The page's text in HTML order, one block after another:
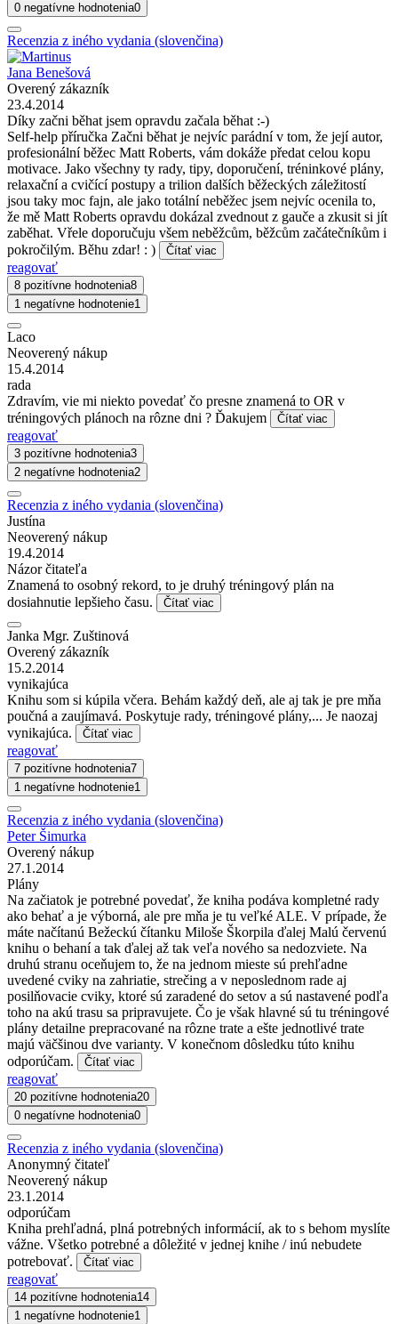
0 negatívne hodnotenia0
Recenzia z iného vydania (slovenčina)
Jana Benešová
Overený zákazník
23.4.2014
Díky začni běhat jsem opravdu začala běhat :-)
Self-help příručka Začni běhat je nejvíc parádní v tom, že její autor,
profesionální běžec Matt Roberts, vám dokáže předat celou kopu
motivace. Jako všechny ty rady, tipy, doporučení, tréninkové plány,
relaxační a cvičící postupy a trilion dalších běžeckých záležitostí
jsou taky moc fajn, ale jako totální neběžec jsem nejvíc ocenila to,
že mě Matt Roberts opravdu dokázal zvednout z gauče a zkusit si jít
zaběhat. Vřele doporučuju všem neběžcům, běžcům začátečníkům i
pokročilým. Běhu zdar! : )
Čítať viac
reagovať
8 pozitívne hodnotenia8
1 negatívne hodnotenie1
Laco
Neoverený nákup
15.4.2014
rada
Zdravím, vie mi niekto povedať čo presne znamená to OR v
tréningových plánoch na rôzne dni ? Ďakujem
Čítať viac
reagovať
3 pozitívne hodnotenia3
2 negatívne hodnotenia2
Recenzia z iného vydania (slovenčina)
Justína
Neoverený nákup
19.4.2014
Názor čitateľa
Znamená to osobný rekord, to je druhý tréningový plán na
dosiahnutie lepšieho času.
Čítať viac
Janka Mgr. Zuštinová
Overený zákazník
15.2.2014
vynikajúca
Knihu som si kúpila včera. Behám každý deň, ale aj tak je pre mňa
poučná a zaujímavá. Poskytuje rady, tréningové plány,... Je naozaj
vynikajúca.
Čítať viac
reagovať
7 pozitívne hodnotenia7
1 negatívne hodnotenie1
Recenzia z iného vydania (slovenčina)
Peter Šimurka
Overený nákup
27.1.2014
Plány
Na začiatok je potrebné povedať, že kniha podáva kompletné rady
ako behať a je výborná, ale pre mňa je tu veľké ALE. V prípade, že
máte načítanú Bežeckú čítanku Miloše Škorpila ďalej Malú červenú
knihu o behaní a tak ďalej až tak veľa nového sa nedozviete. Na
druhú stranu oceňujem to, že na jednom mieste sú prehľadne
uvedené cviky na zahriatie, strečing a v neposlednom rade aj
posilňovacie cviky, ktoré sú zaradené do setov a sú nastavené podľa
toho na akú trasu sa pripravujete. Čo je však hlavné sú tu tréningové
plány detailne prepracované na rôzne trate a ešte jednotlivé trate
majú väčšinou dve varianty. V konečnom dôsledku túto knihu
odporúčam.
Čítať viac
reagovať
20 pozitívne hodnotenia20
0 negatívne hodnotenia0
Recenzia z iného vydania (slovenčina)
Anonymný čitateľ
Neoverený nákup
23.1.2014
odporúčam
Kniha prehľadná, plná potrebných informácií, ak to s behom myslíte
vážne. Všetko potrebné a dôležité v jednej knihe / inú nebudete
potrebovať.
Čítať viac
reagovať
14 pozitívne hodnotenia14
1 negatívne hodnotenie1